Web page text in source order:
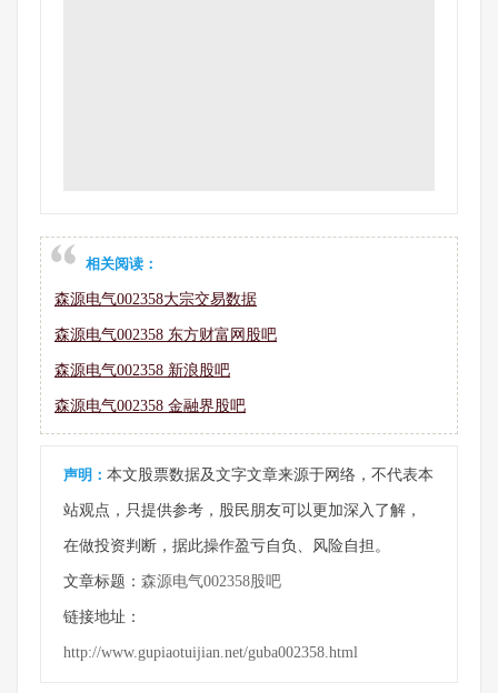
相关阅读：
森源电气002358大宗交易数据
森源电气002358 东方财富网股吧
森源电气002358 新浪股吧
森源电气002358 金融界股吧
声明： 本文股票数据及文字文章来源于网络，不代表本
站观点，只提供参考，股民朋友可以更加深入了解，
在做投资判断，据此操作盈亏自负、风险自担。
文章标题： 森源电气002358股吧
链接地址：
http://www.gupiaotuijian.net/guba002358.html